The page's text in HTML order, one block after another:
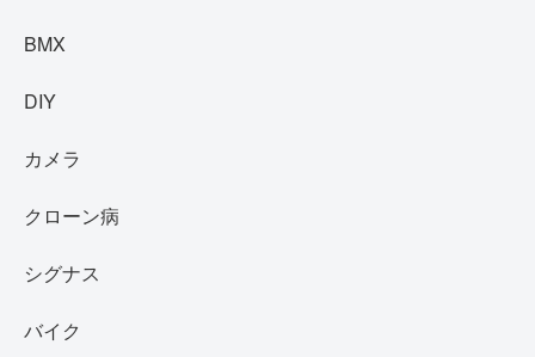
BMX
DIY
カメラ
クローン病
シグナス
バイク